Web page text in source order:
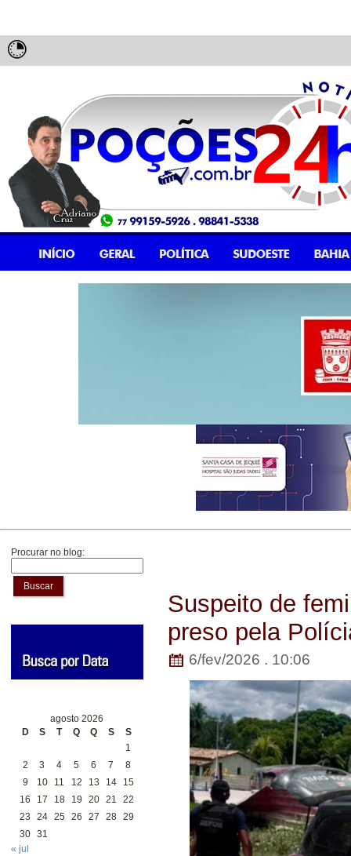
Procurar no blog:
Buscar
agosto 2026
D
S T Q Q S
S
1
2
3 4 5 6 7
8
9
10 11 12 13 14
15
16
17 18 19 20 21
22
23
24 25 26 27 28 29
30 31
« jul
Suspeito de
preso pela
6/fev/2026 . 10:06